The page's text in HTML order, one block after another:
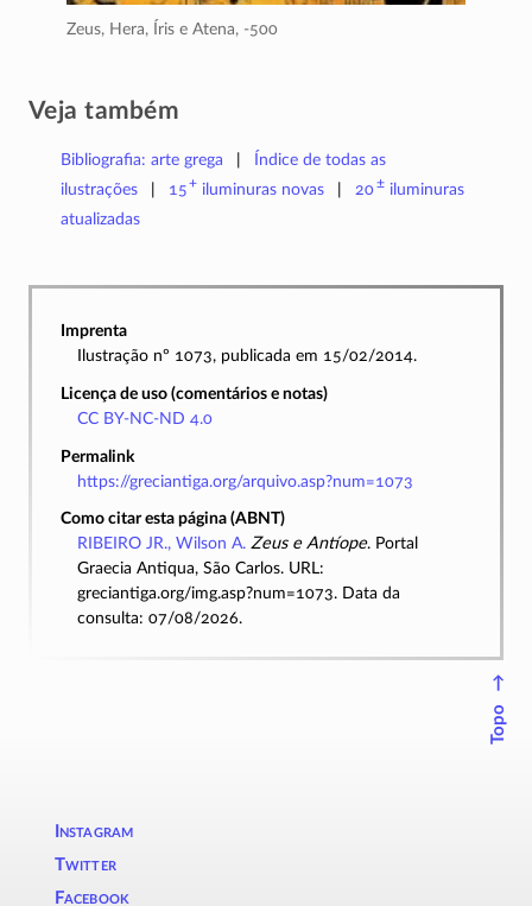
Zeus, Hera, Íris e Atena, -500
Veja também
Bibliografia: arte grega
Índice de todas as
ilustrações
15+ iluminuras novas 20±iluminuras
atualizadas
Imprenta
Ilustração nº 1073, publicada em 15/02/2014.
Licença de uso (comentários e notas)
CC BY-NC-ND 4.0
Permalink
https://greciantiga.org/arquivo.asp?num=1073
Como citar esta página (ABNT)
RIBEIRO JR., Wilson A. Zeus e Antíope. Portal
Graecia Antiqua, São Carlos. URL:
greciantiga.org/img.asp?num=1073. Data da
consulta: 07/08/2026.
↑
Topo
Instagram
Twitter
Facebook